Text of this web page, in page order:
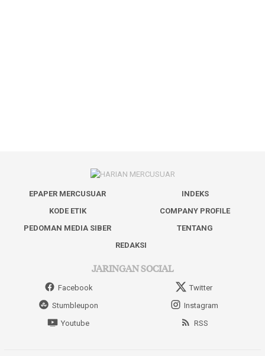
EPAPER MERCUSUAR
INDEKS
KODE ETIK
COMPANY PROFILE
PEDOMAN MEDIA SIBER
TENTANG
REDAKSI
JARINGAN SOCIAL
Facebook
Twitter
Stumbleupon
Instagram
Youtube
RSS